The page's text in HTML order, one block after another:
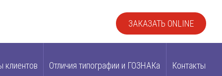
ЗАКАЗАТЬ ONLINE
клиентов Отличия типографии и ГОЗНАКа Контакты